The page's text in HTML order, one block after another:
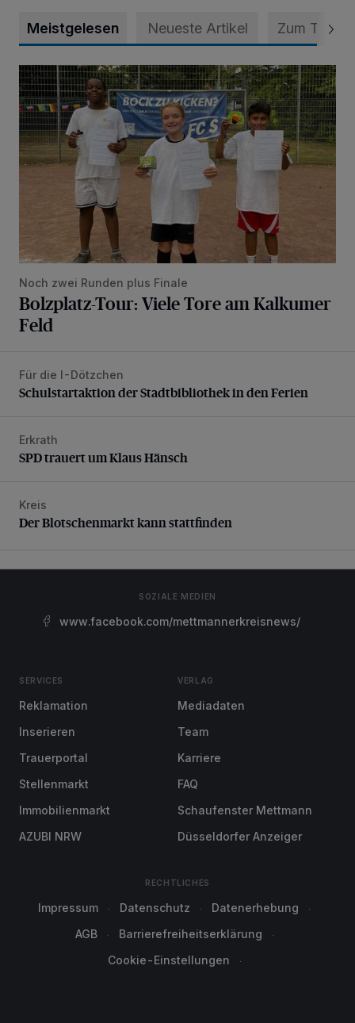
Meistgelesen Neueste Artikel Zum Thema
Bolzplatz-Tour: Viele Tore am Kalkumer Feld
Noch zwei Runden plus Finale
Bolzplatz-Tour: Viele Tore am Kalkumer
Feld
Schulstartaktion der Stadtbibliothek in den Ferien
Für die I-Dötzchen
Schulstartaktion der Stadtbibliothek in den Ferien
SPD trauert um Klaus Hänsch
Erkrath
SPD trauert um Klaus Hänsch
Der Blotschenmarkt kann stattfinden
Kreis
Der Blotschenmarkt kann stattfinden
SOZIALE MEDIEN
www.facebook.com/mettmannerkreisnews/
SERVICES
Reklamation
Inserieren
Trauerportal
Stellenmarkt
Immobilienmarkt
AZUBI NRW
VERLAG
Mediadaten
Team
Karriere
FAQ
Schaufenster Mettmann
Düsseldorfer Anzeiger
RECHTLICHES
Impressum Datenschutz
Datenerhebung
AGB
Barrierefreiheitserklärung
Cookie-Einstellungen